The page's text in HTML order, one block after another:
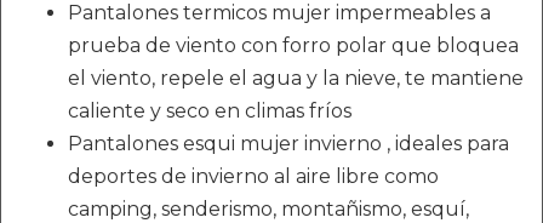
Pantalones termicos mujer impermeables a
prueba de viento con forro polar que bloquea
el viento, repele el agua y la nieve, te mantiene
caliente y seco en climas fríos
Pantalones esqui mujer invierno , ideales para
deportes de invierno al aire libre como
camping, senderismo, montañismo, esquí,